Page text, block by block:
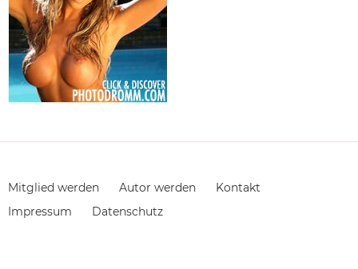
Navigation
überspringen
Mitglied werden Autor werden
Kontakt
Impressum
Datenschutz